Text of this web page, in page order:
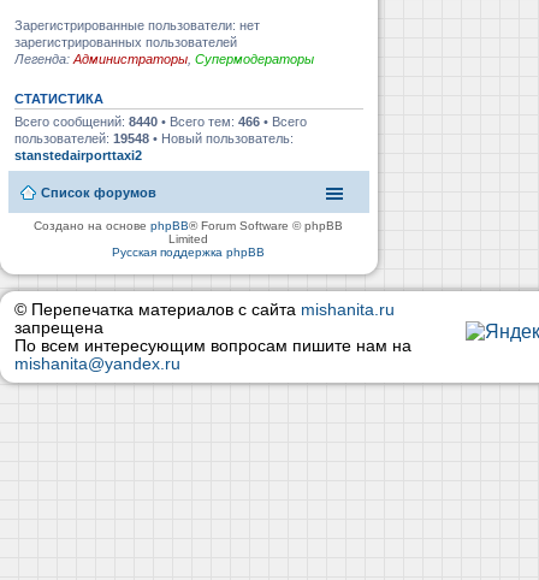
Зарегистрированные пользователи: нет
зарегистрированных пользователей
Легенда: Администраторы Супермодераторы
СТАТИСТИКА
Всего сообщений: 8440 • Всего тем: 466 • Всего
пользователей: 19548 • Новый пользователь:
stanstedairporttaxi2
Список форумов
Создано на основеphpBB® Forum Software © phpBB
Limited
Русская поддержка phpBB
© Перепечатка материалов с сайта mishanita.ru
запрещена
По всем интересующим вопросам пишите нам на
mishanita@yandex.ru